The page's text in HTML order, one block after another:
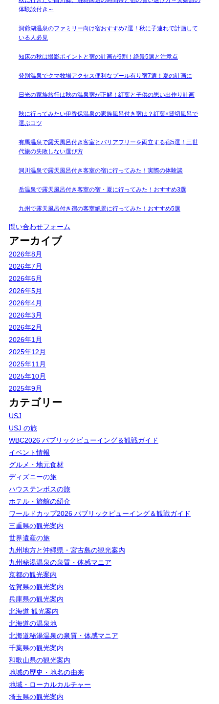
体験談付き～
洞爺湖温泉のファミリー向け宿おすすめ7選！秋に子連れで計画して
いる人必見
知床の秋は撮影ポイントと宿の計画が9割！絶景5選と注意点
登別温泉でクマ牧場アクセス便利なプール有り宿7選！夏の計画に
日光の家族旅行は秋の温泉宿が正解！紅葉と子供の思い出作り計画
秋に行ってみたい伊香保温泉の家族風呂付き宿は？紅葉×貸切風呂で
選ぶコツ
有馬温泉で露天風呂付き客室とバリアフリーを両立する宿5選！三世
代旅の失敗しない選び方
洞川温泉で露天風呂付き客室の宿に行ってみた！実際の体験談
岳温泉で露天風呂付き客室の宿・夏に行ってみた！おすすめ3選
九州で露天風呂付き宿の客室絶景に行ってみた！おすすめ5選
問い合わせフォーム
アーカイブ
2026年8月
2026年7月
2026年6月
2026年5月
2026年4月
2026年3月
2026年2月
2026年1月
2025年12月
2025年11月
2025年10月
2025年9月
カテゴリー
USJ
USJ の旅
WBC2026 パブリックビューイング＆観戦ガイド
イベント情報
グルメ・地元食材
ディズニーの旅
ハウステンボスの旅
ホテル・旅館の紹介
ワールドカップ2026 パブリックビューイング＆観戦ガイド
三重県の観光案内
世界遺産の旅
九州地方と沖縄県・宮古島の観光案内
九州秘湯温泉の泉質・体感マニア
京都の観光案内
佐賀県の観光案内
兵庫県の観光案内
北海道 観光案内
北海道の温泉地
北海道秘湯温泉の泉質・体感マニア
千葉県の観光案内
和歌山県の観光案内
地域の歴史・地名の由来
地域・ローカルカルチャー
埼玉県の観光案内